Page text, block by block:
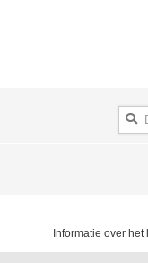
Informatie over het